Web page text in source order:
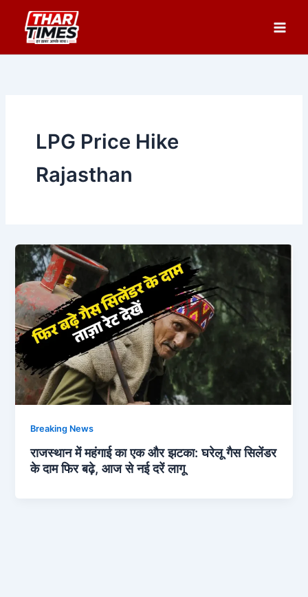
content
LPG Price Hike
Rajasthan
Breaking News
राजस्थान में महंगाई का एक और झटका: घरेलू गैस सिलेंडर
के दाम फिर बढ़े, आज से नई दरें लागू